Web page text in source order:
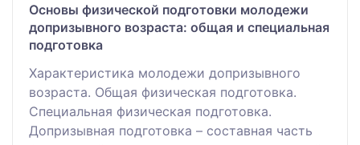
Основы физической подготовки молодежи
допризывного возраста: общая и специальная
подготовка
Характеристика молодежи допризывного
возраста. Общая физическая подготовка.
Специальная физическая подготовка.
Допризывная подготовка – составная часть